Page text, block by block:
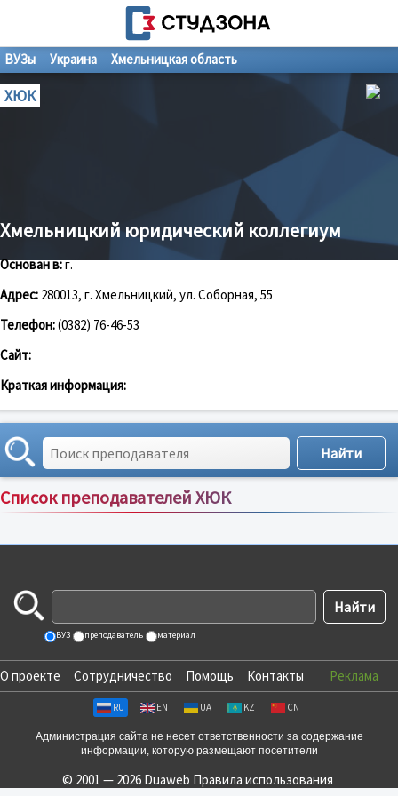
ВУЗы Украина Хмельницкая область
ХЮК
Хмельницкий юридический коллегиум
Основан в:г.
Адрес: 280013, г. Хмельницкий, ул. Соборная, 55
Телефон:(0382) 76-46-53
Сайт:
Краткая информация:
Список преподавателей ХЮК
Сортировка по:имени;рейтингу;отзывам
ВУЗ преподаватель материал
О проекте Сотрудничество Помощь Контакты Реклама
RU EN UA KZ CN
Администрация сайта не несет ответственности за содержание
информации, которую размещают посетители
© 2001 — 2026 Duaweb Правила использования